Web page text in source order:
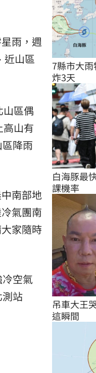
雨，週
近山區
區偶
山有
降雨
南部地
氣團南
家隨時
空氣
站
7縣市大
炸3天
白海豚最
課機率
吊車大王
這瞬間